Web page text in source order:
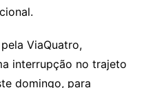
ViaQuatro,
interrupção no trajeto
domingo, para